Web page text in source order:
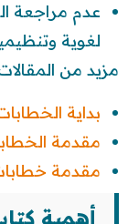
عدم مراجعة
لغوية
مزيد من
بداية
مقدمة
مقدمة
أهمية